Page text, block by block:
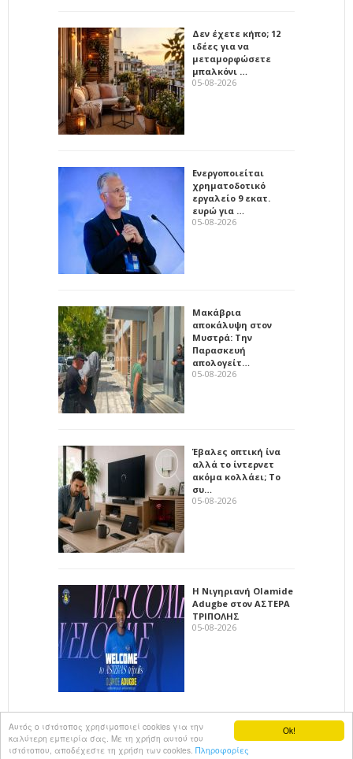
Ok!
Αυτός ο ιστότοπος χρησιμοποιεί cookies για την
καλύτερη εμπειρία σας. Με τη χρήση αυτού του
ιστότοπου, αποδέχεστε τη χρήση των cookies. Πληροφορίες
Δεν έχετε κήπο; 12
ιδέες για να
μεταμορφώσετε
μπαλκόνι …
05-08-2026
Ενεργοποιείται
χρηματοδοτικό
εργαλείο 9 εκατ.
ευρώ για …
05-08-2026
Μακάβρια
αποκάλυψη στον
Μυστρά: Την
Παρασκευή
απολογείτ…
05-08-2026
Έβαλες οπτική ίνα
αλλά το ίντερνετ
ακόμα κολλάει; Το
συ…
05-08-2026
Η Νιγηριανή Olamide
Adugbe στον ΑΣΤΕΡΑ
ΤΡΙΠΟΛΗΣ
05-08-2026
All rights reservedKalimeraArkadia